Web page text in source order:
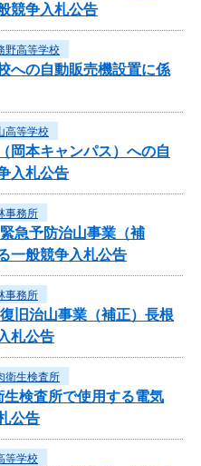
競争入札公告
野高等学校
への自動販売機設置に係
高等学校
岡本キャンパス）への自
入札公告
事務所
急予防治山事業（補
一般競争入札公告
事務所
旧治山事業（補正）長根
札公告
衛生検査所
検査所で使用する電気
公告
等学校